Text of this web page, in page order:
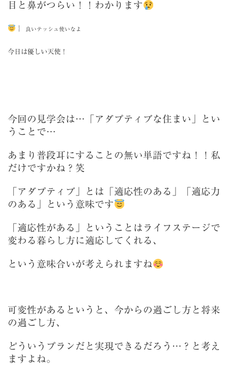
目と鼻がつらい！！わかります
｝ 良いテッシュ使いなよ
今日は優しい天使！
今回の見学会は…「アダプティブな住まい」とい
うことで…
あまり普段耳にすることの無い単語ですね！！私
だけですかね？笑
「アダプティブ」とは「適応性のある」「適応力
のある」という意味です
「適応性がある」ということはライフステージで
変わる暮らし方に適応してくれる、
という意味合いが考えられますね
可変性があるというと、今からの過ごし方と将来
の過ごし方、
どういうプランだと実現できるだろう…？と考え
ますよね。